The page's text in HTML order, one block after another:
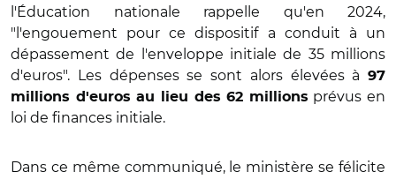
l'Éducation nationale rappelle qu'en 2024,
"l'engouement pour ce dispositif a conduit à un
dépassement de l'enveloppe initiale de 35 millions
d'euros". Les dépenses se sont alors élevées à 97
millions d'euros au lieu des 62 millions prévus en
loi de finances initiale.
Dans ce même communiqué, le ministère se félicite